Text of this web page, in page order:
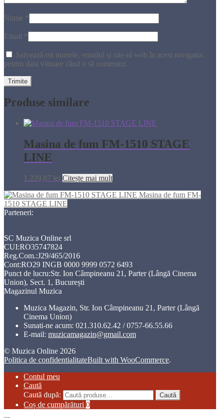
Nume *
Email *
Salvează-mi numele, emailul și site-ul web în acest navigator
pentru data viitoare când o să comentez.
Produse similare
Masina de fum FM-1510 STAGE
LINE
1.229,87 lei Citește mai mult
Masina de fum FM-
1510 STAGE LINE
Parteneri:
SC Muzica Online srl
CUI:RO35747824
Reg.Com.:J29/465/2016
Cont:RO29 INGB 0000 9999 0572 6493
Punct de lucru:Str. Ion Câmpineanu 21, Parter (Lângă Cinema
Union), Sect. 1, București
Magazinul Muzica
Muzica Magazin, Str. Ion Câmpineanu 21, Parter (Lângă
Cinema Union)
Sunati-ne acum: 021.310.62.42 / 0757-66.55.66
E-mail: muzicamagazin@gmail.com
© Muzica Online 2026
Politica de confidentialitateBuilt with WooCommerce.
Contul meu
Caută
Caută după:
Caută
Coș de cumpărături 0